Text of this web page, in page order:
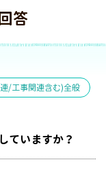
答
/工事関連含む)全般
ていますか？